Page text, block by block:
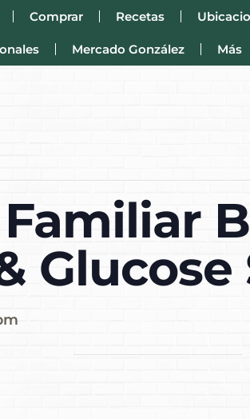
Comprar Recetas
Mercado González Más